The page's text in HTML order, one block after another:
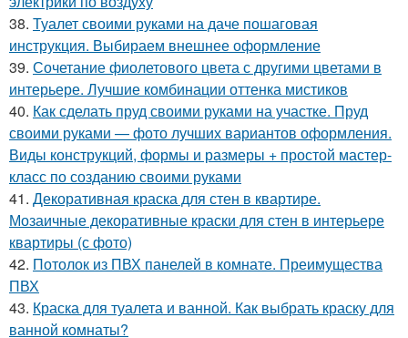
38. Туалет своими руками на даче пошаговая
инструкция. Выбираем внешнее оформление
39. Сочетание фиолетового цвета с другими цветами в
интерьере. Лучшие комбинации оттенка мистиков
40. Как сделать пруд своими руками на участке. Пруд
своими руками — фото лучших вариантов оформления.
Виды конструкций, формы и размеры + простой мастер-
класс по созданию своими руками
41. Декоративная краска для стен в квартире.
Мозаичные декоративные краски для стен в интерьере
квартиры (с фото)
42. Потолок из ПВХ панелей в комнате. Преимущества
ПВХ
43. Краска для туалета и ванной. Как выбрать краску для
ванной комнаты?